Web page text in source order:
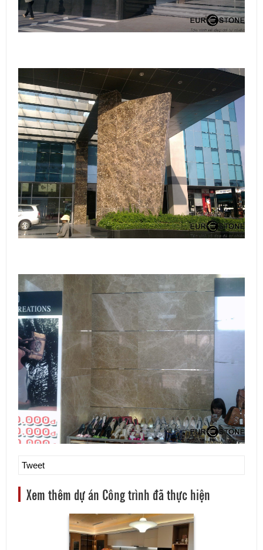
Tweet
Xem thêm dự án Công trình đã thực hiện